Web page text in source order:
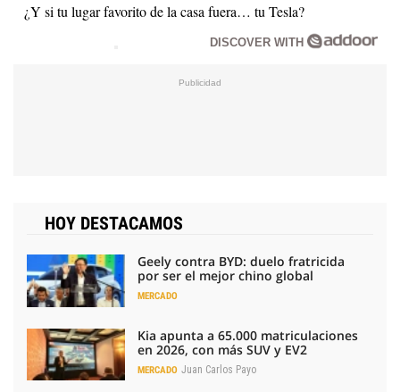
¿Y si tu lugar favorito de la casa fuera… tu Tesla?
DISCOVER WITH
HOY DESTACAMOS
Geely contra BYD: duelo fratricida
por ser el mejor chino global
MERCADO
Kia apunta a 65.000 matriculaciones
en 2026, con más SUV y EV2
MERCADO Juan Carlos Payo